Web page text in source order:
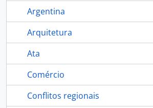
Argentina
Arquitetura
Ata
Comércio
Conflitos regionais